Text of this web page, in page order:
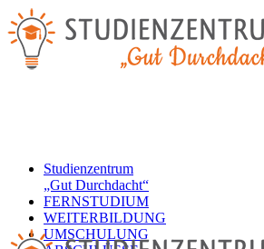
Studienzentrum
„Gut Durchdacht“
FERNSTUDIUM
WEITERBILDUNG
UMSCHULUNG